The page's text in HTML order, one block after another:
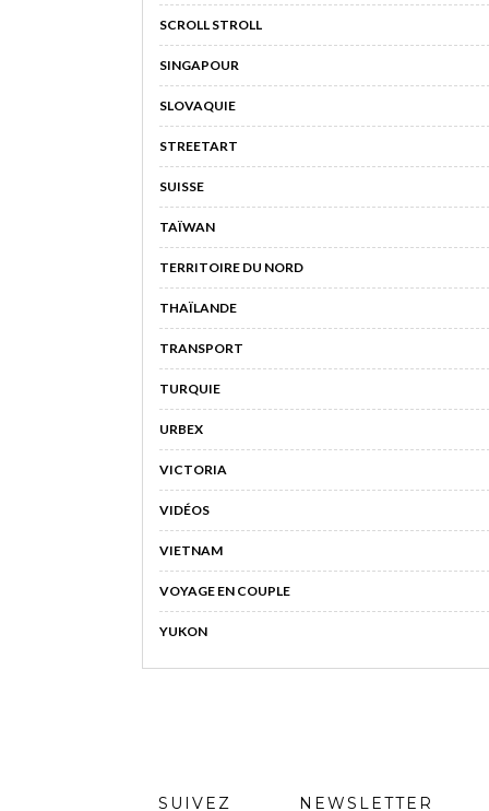
SCROLL STROLL
SINGAPOUR
SLOVAQUIE
STREETART
SUISSE
TAÏWAN
TERRITOIRE DU NORD
THAÏLANDE
TRANSPORT
TURQUIE
URBEX
VICTORIA
VIDÉOS
VIETNAM
VOYAGE EN COUPLE
YUKON
SUIVEZ
NEWSLETTER